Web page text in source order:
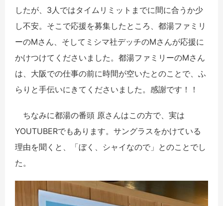
したが、3人ではタイムリミットまでに間に合うか少
し不安。そこで応援を募集したところ、都湯ファミリ
ーのMさん、そしてミシマ社デッチのMさんが応援に
かけつけてくださいました。都湯ファミリーのMさん
は、大阪での仕事の前に時間が空いたとのことで、ふ
らりと手伝いにきてくださいました。感謝です！！
ちなみに都湯の番頭 原さんはこの方で、実は
YOUTUBERでもあります。サングラスをかけている
理由を聞くと、「ぼく、シャイなので」とのことでし
た。